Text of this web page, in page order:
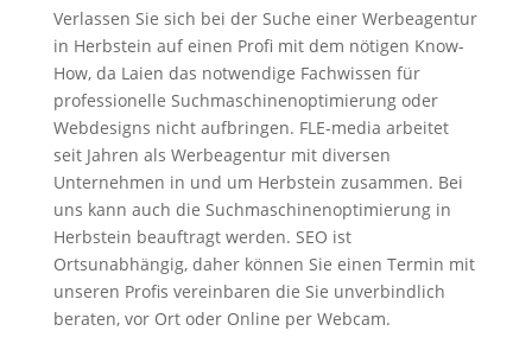
Verlassen Sie sich bei der Suche einer Werbeagentur
in Herbstein auf einen Profi mit dem nötigen Know-
How, da Laien das notwendige Fachwissen für
professionelle Suchmaschinenoptimierung oder
Webdesigns nicht aufbringen. FLE-media arbeitet
seit Jahren als Werbeagentur mit diversen
Unternehmen in und um Herbstein zusammen. Bei
uns kann auch die Suchmaschinenoptimierung in
Herbstein beauftragt werden. SEO ist
Ortsunabhängig, daher können Sie einen Termin mit
unseren Profis vereinbaren die Sie unverbindlich
beraten, vor Ort oder Online per Webcam.